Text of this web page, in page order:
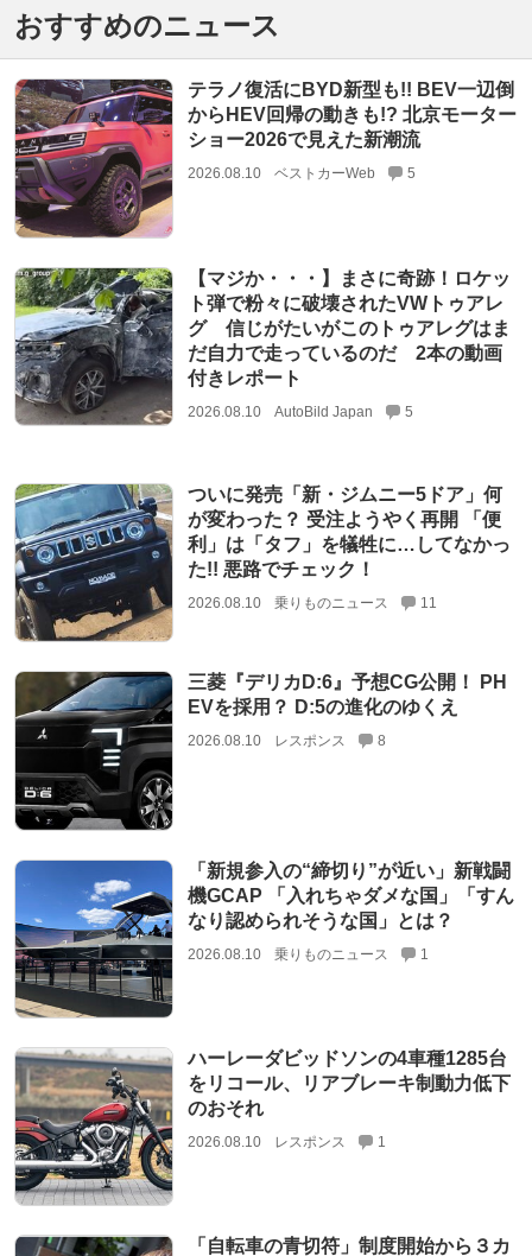
おすすめのニュース
テラノ復活にBYD新型も!! BEV一辺倒
からHEV回帰の動きも!? 北京モーター
ショー2026で見えた新潮流
2026.08.10 ベストカーWeb 5
【マジか・・・】まさに奇跡！ロケッ
ト弾で粉々に破壊されたVWトゥアレ
グ 信じがたいがこのトゥアレグはま
だ自力で走っているのだ 2本の動画
付きレポート
2026.08.10 AutoBild Japan 5
ついに発売「新・ジムニー5ドア」何
が変わった？ 受注ようやく再開 「便
利」は「タフ」を犠牲に…してなかっ
た!! 悪路でチェック！
2026.08.10 乗りものニュース 11
三菱『デリカD:6』予想CG公開！ PH
EVを採用？ D:5の進化のゆくえ
2026.08.10 レスポンス 8
「新規参入の“締切り”が近い」新戦闘
機GCAP 「入れちゃダメな国」「すん
なり認められそうな国」とは？
2026.08.10 乗りものニュース 1
ハーレーダビッドソンの4車種1285台
をリコール、リアブレーキ制動力低下
のおそれ
2026.08.10 レスポンス 1
「自転車の青切符」制度開始から３カ